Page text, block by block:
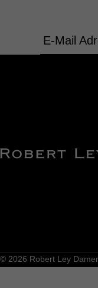
E-Mail
© 2026 Robert Ley